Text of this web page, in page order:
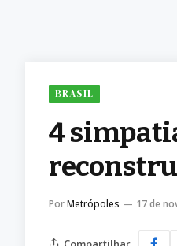
BRASIL
4
PorMetrópoles 17 de